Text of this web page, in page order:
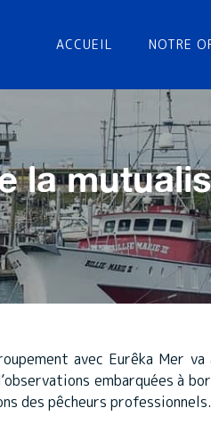
ACCUEIL NOTRE
la
avec Eurêka Mer
embarquées à
des pêcheurs professionnels.